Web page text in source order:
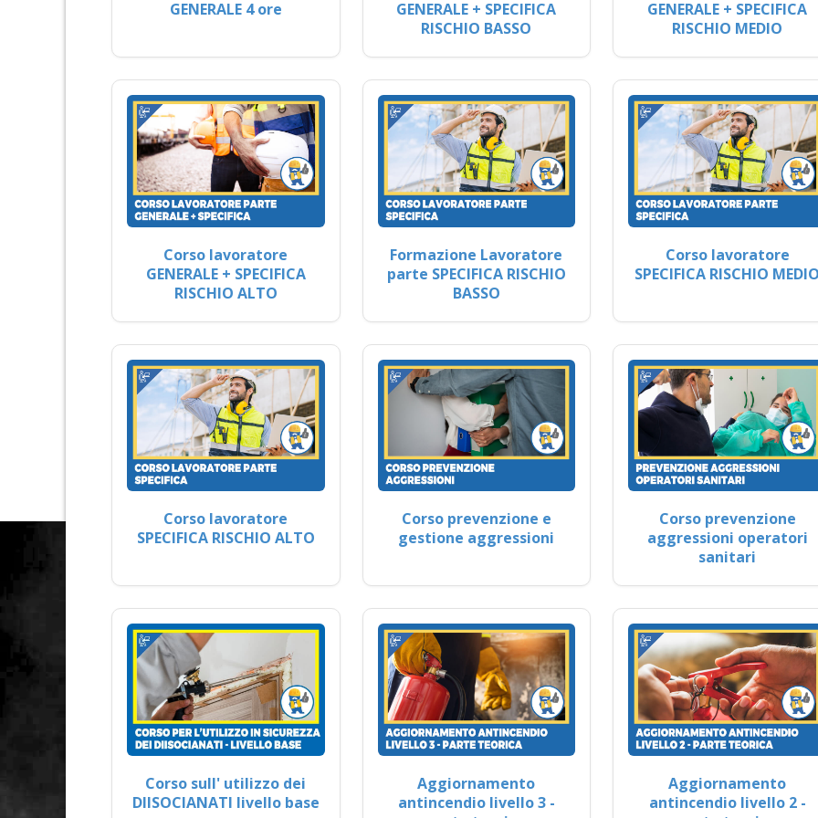
GENERALE 4 ore
GENERALE + SPECIFICA
RISCHIO BASSO
GENERALE + SPECIFICA
RISCHIO MEDIO
Corso lavoratore
GENERALE + SPECIFICA
RISCHIO ALTO
Formazione Lavoratore
parte SPECIFICA RISCHIO
BASSO
Corso lavoratore
SPECIFICA RISCHIO
Corso lavoratore
SPECIFICA RISCHIO ALTO
Corso prevenzione e
gestione aggressioni
Corso prevenzione
aggressioni operatori
sanitari
Corso sull' utilizzo dei
DIISOCIANATI livello base
Aggiornamento
antincendio livello 3 -
Aggiornamento
antincendio livello 2 -